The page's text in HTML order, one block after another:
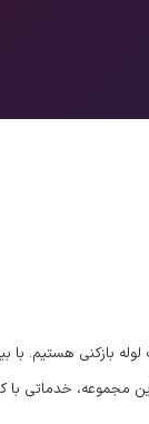
بازکنی هستیم. با
مجموعه، خدماتی با